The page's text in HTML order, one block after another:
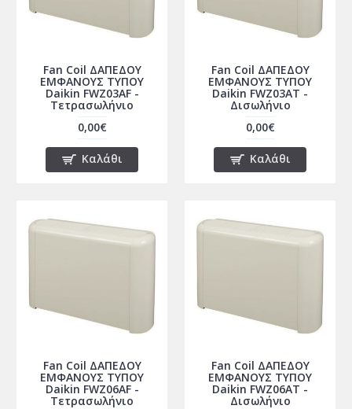
Fan Coil ΔΑΠΕΔΟΥ
ΕΜΦΑΝΟΥΣ ΤΥΠΟΥ
Daikin FWZ03AF -
Τετρασωλήνιο
0,00€
Καλάθι
Fan Coil ΔΑΠΕΔΟΥ
ΕΜΦΑΝΟΥΣ ΤΥΠΟΥ
Daikin FWZ03AT -
Δισωλήνιο
0,00€
Καλάθι
Fan Coil ΔΑΠΕΔΟΥ
ΕΜΦΑΝΟΥΣ ΤΥΠΟΥ
Daikin FWZ06AF -
Τετρασωλήνιο
Fan Coil ΔΑΠΕΔΟΥ
ΕΜΦΑΝΟΥΣ ΤΥΠΟΥ
Daikin FWZ06AT -
Δισωλήνιο